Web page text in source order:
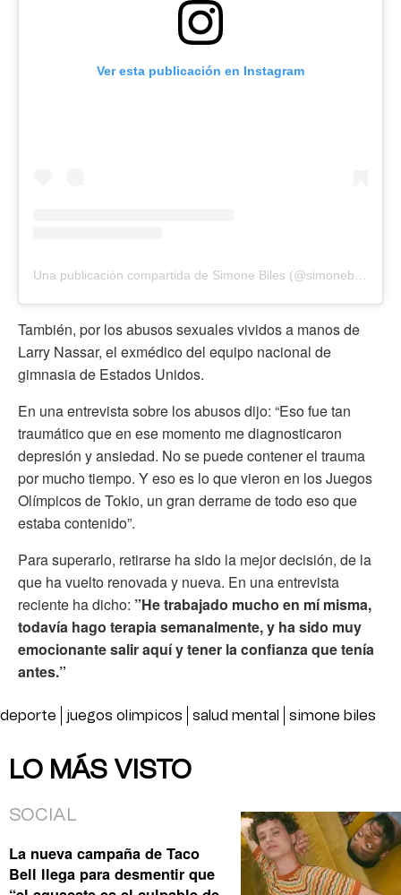
Ver esta publicación en Instagram
También, por los abusos sexuales vividos a manos de
Larry Nassar, el exmédico del equipo nacional de
gimnasia de Estados Unidos.
En una entrevista sobre los abusos dijo: “Eso fue tan
traumático que en ese momento me diagnosticaron
depresión y ansiedad. No se puede contener el trauma
por mucho tiempo. Y eso es lo que vieron en los Juegos
Olímpicos de Tokio, un gran derrame de todo eso que
estaba contenido”.
Para superarlo, retirarse ha sido la mejor decisión, de la
que ha vuelto renovada y nueva. En una entrevista
reciente ha dicho: ”He trabajado mucho en mí misma,
todavía hago terapia semanalmente, y ha sido muy
emocionante salir aquí y tener la confianza que tenía
antes.”
deporte juegos olimpicos salud mental simone biles
LO MÁS VISTO
SOCIAL
La nueva campaña de Taco
Bell llega para desmentir que